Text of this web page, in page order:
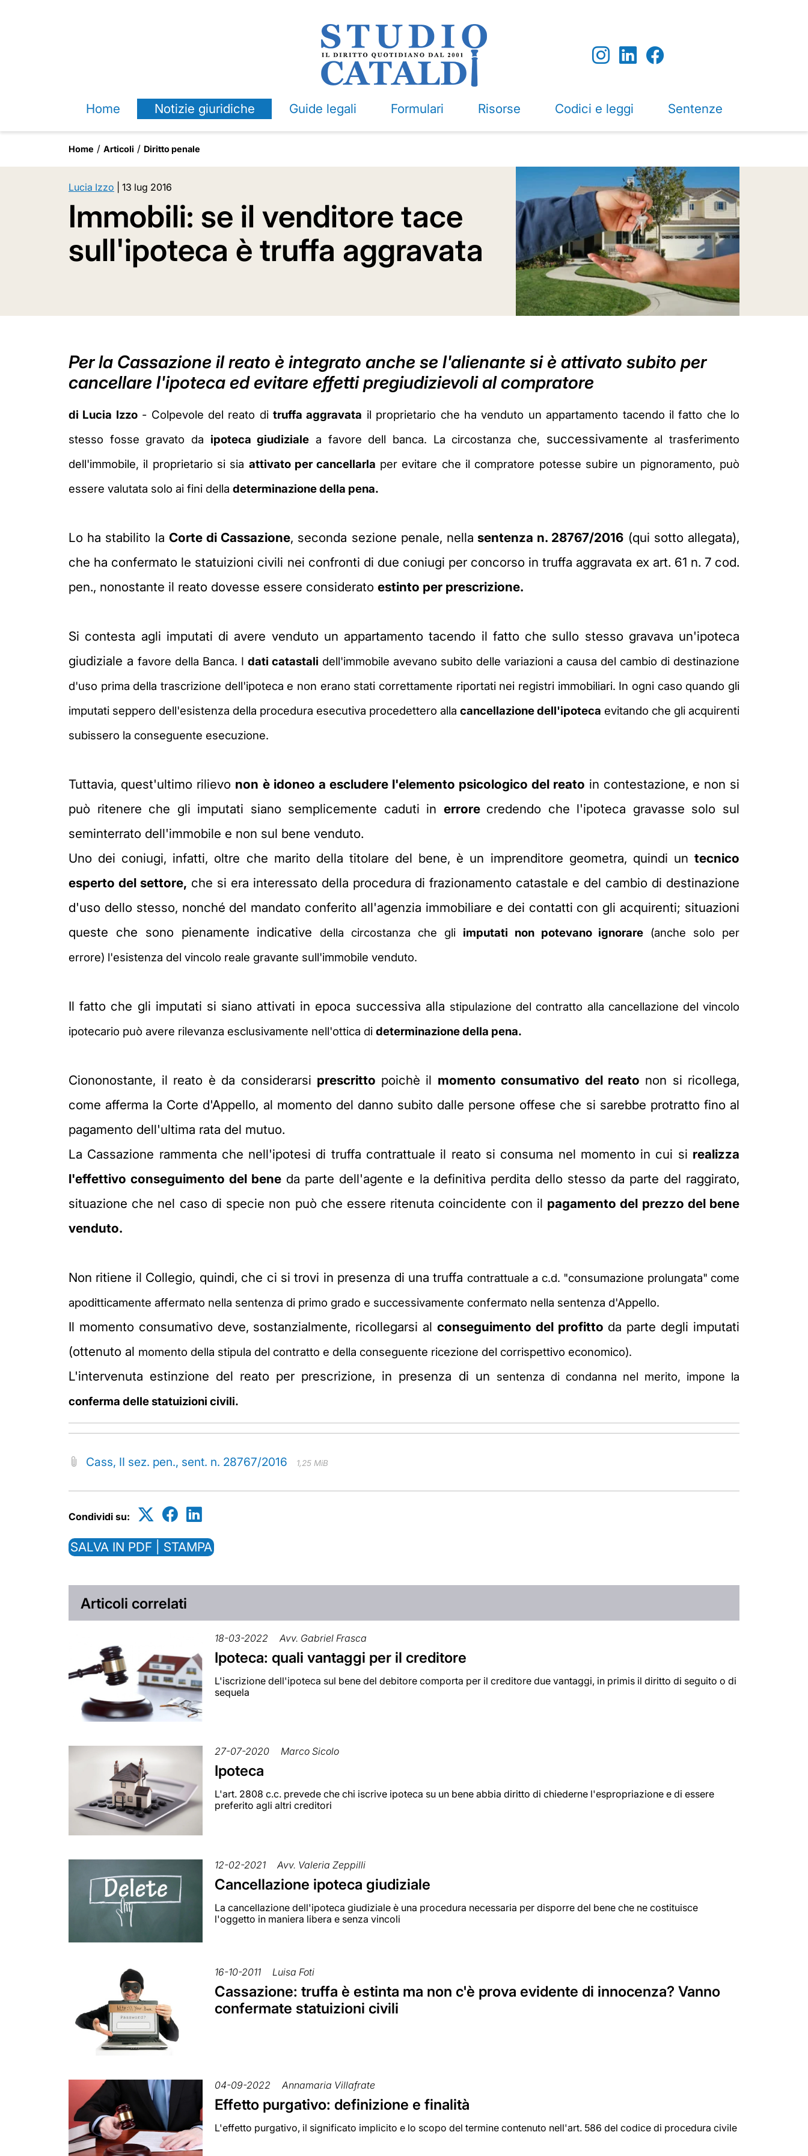
Home Notizie giuridiche Guide legali Formulari Risorse Codici e leggi Sentenze
Home Articoli Diritto penale
Lucia Izzo 13 lug 2016
Immobili: se il venditore tace
sull'ipoteca è truffa aggravata
Per la Cassazione il reato è integrato anche se l'alienante si è attivato subito per
cancellare l'ipoteca ed evitare effetti pregiudizievoli al compratore
di Lucia Izzo- Colpevole del reato ditruffa aggravata il proprietario che ha venduto un appartamento tacendo il fatto che lo
stesso fosse gravato da ipoteca giudiziale a favore dell banca. La circostanza che, successivamente al trasferimento
dell'immobile, il proprietario si sia attivato per cancellarla per evitare che il compratore potesse subire un pignoramento, può
essere valutata solo ai fini della determinazione della pena.
Lo ha stabilito la Corte di Cassazione, seconda sezione penale, nella sentenza n. 28767/2016 (qui sotto allegata),
che ha confermato le statuizioni civili nei confronti di due coniugi per concorso in truffa aggravata ex art. 61 n. 7 cod.
pen., nonostante il reato dovesse essere considerato estinto per prescrizione.
Si contesta agli imputati di avere venduto un appartamento tacendo il fatto che sullo stesso gravava un'ipoteca
giudiziale a favore della Banca. I dati catastali dell'immobile avevano subito delle variazioni a causa del cambio di destinazione
d'uso prima della trascrizione dell'ipoteca e non erano stati correttamente riportati nei registri immobiliari. In ogni caso quando gli
imputati seppero dell'esistenza della procedura esecutiva procedettero alla cancellazione dell'ipoteca evitando che gli acquirenti
subissero la conseguente esecuzione.
Tuttavia, quest'ultimo rilievo non è idoneo a escludere l'elemento psicologico del reato in contestazione, e non si
può ritenere che gli imputati siano semplicemente caduti in errore credendo che l'ipoteca gravasse solo sul
seminterrato dell'immobile e non sul bene venduto.
Uno dei coniugi, infatti, oltre che marito della titolare del bene, è un imprenditore geometra, quindi un tecnico
esperto del settore, che si era interessato della procedura di frazionamento catastale e del cambio di destinazione
d'uso dello stesso, nonché del mandato conferito all'agenzia immobiliare e dei contatti con gli acquirenti; situazioni
queste che sono pienamente indicative della circostanza che gli imputati non potevano ignorare (anche solo per
errore) l'esistenza del vincolo reale gravante sull'immobile venduto.
Il fatto che gli imputati si siano attivati in epoca successiva alla stipulazione del contratto alla cancellazione del vincolo
ipotecario può avere rilevanza esclusivamente nell'ottica di determinazione della pena.
Ciononostante, il reato è da considerarsi prescritto poichè il momento consumativo del reato non si ricollega,
come afferma la Corte d'Appello, al momento del danno subito dalle persone offese che si sarebbe protratto fino al
pagamento dell'ultima rata del mutuo.
La Cassazione rammenta che nell'ipotesi di truffa contrattuale il reato si consuma nel momento in cui si realizza
l'effettivo conseguimento del beneda parte dell'agente e la definitiva perdita dello stesso da parte del raggirato,
situazione che nel caso di specie non può che essere ritenuta coincidente con il pagamento del prezzo del bene
venduto.
Non ritiene il Collegio, quindi, che ci si trovi in presenza di una truffa contrattuale a c.d. "consumazione prolungata" come
apoditticamente affermato nella sentenza di primo grado e successivamente confermato nella sentenza d'Appello.
Il momento consumativo deve, sostanzialmente, ricollegarsi al conseguimento del profitto da parte degli imputati
(ottenuto al momento della stipula del contratto e della conseguente ricezione del corrispettivo economico).
L'intervenuta estinzione del reato per prescrizione, in presenza di un sentenza di condanna nel merito, impone la
conferma delle statuizioni civili.
Cass, II sez. pen., sent. n. 28767/2016 1,25 MiB
Condividi su:
SALVA IN PDF | STAMPA
Articoli correlati
18-03-2022 Avv. Gabriel Frasca
Ipoteca: quali vantaggi per il creditore
L'iscrizione dell'ipoteca sul bene del debitore comporta per il creditore due vantaggi, in primis il diritto di seguito o di
sequela
27-07-2020 Marco Sicolo
Ipoteca
L'art. 2808 c.c. prevede che chi iscrive ipoteca su un bene abbia diritto di chiederne l'espropriazione e di essere
preferito agli altri creditori
12-02-2021 Avv. Valeria Zeppilli
Cancellazione ipoteca giudiziale
La cancellazione dell'ipoteca giudiziale è una procedura necessaria per disporre del bene che ne costituisce
l'oggetto in maniera libera e senza vincoli
16-10-2011 Luisa Foti
Cassazione: truffa è estinta ma non c'è prova evidente di innocenza? Vanno
confermate statuizioni civili
04-09-2022 Annamaria Villafrate
Effetto purgativo: definizione e finalità
L'effetto purgativo, il significato implicito e lo scopo del termine contenuto nell'art. 586 del codice di procedura civile